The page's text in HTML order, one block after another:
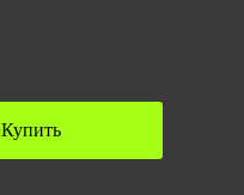
Купить